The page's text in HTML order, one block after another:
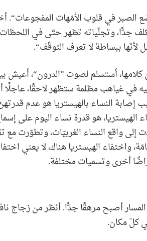
الصبر في قلوب الأمّهات المفجوعات“.
جدًّا، وتجلّياته تظهر حتّى في اللحظات
لأنّها ببساطة لا تعرف التوقّف“.
أستسلم لصوت ”الدرون“،
في غياهب مظلمة ستظهر لاحقًا،
إصابة النساء بالهيستريا هو عدم
هو قدرة نساء اليوم على
إلى واقع النساء الغربيّات، وتطوّرت
واختفاء الهيستريا هناك، لا يعني
أخرى وتسميات مختلفة.
أصبح مرهقًا جدًّا. أنظر من زجاج
كلّ مكان.